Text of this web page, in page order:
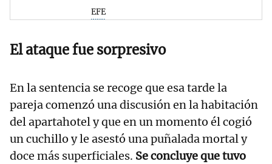
EFE
El ataque fue sorpresivo
En la sentencia se recoge que esa tarde la
pareja comenzó una discusión en la habitación
del apartahotel y que en un momento él cogió
un cuchillo y le asestó una puñalada mortal y
doce más superficiales. Se concluye que tuvo